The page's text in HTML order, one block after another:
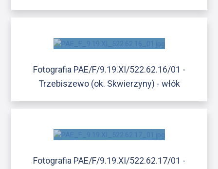
Fotografia PAE/F/9.19.XI/522.62.16/01 -
Trzebiszewo (ok. Skwierzyny) - włók
Fotografia PAE/F/9.19.XI/522.62.17/01 -